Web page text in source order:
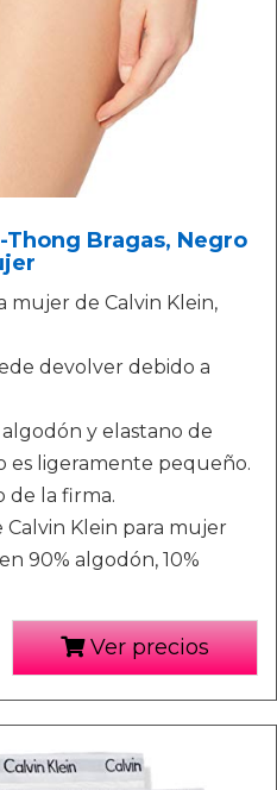
Thong Bragas, Negro
mujer de Calvin Klein,
devolver debido a
y elastano de
es ligeramente pequeño.
de la firma.
Calvin Klein para mujer
90% algodón, 10%
Ver precios